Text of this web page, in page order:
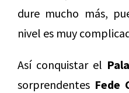
dure mucho más,
nivel es muy
Así conquistar el
sorprendentes Fede